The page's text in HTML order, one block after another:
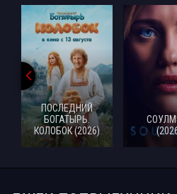
ПОСЛЕДНИЙ
БОГАТЫРЬ.
КОЛОБОК (2026)